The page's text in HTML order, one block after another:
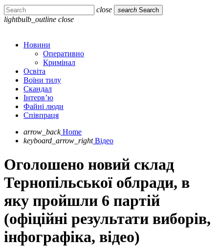
close search Search
lightbulb_outline close
Новини
Оперативно
Кримінал
Освіта
Воїни тилу
Скандал
Інтерв’ю
Файні люди
Співпраця
arrow_back Home
keyboard_arrow_right Відео
Оголошено новий склад
Тернопільської облради, в
яку пройшли 6 партій
(офіційні результати виборів,
інфографіка, відео)